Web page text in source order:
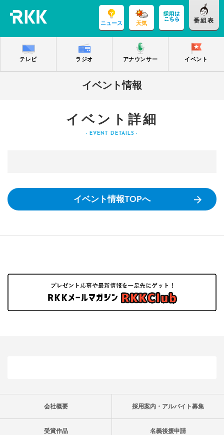
ニュース 天気 番組表
テレビ ラジオ アナウンサー イベント
イベント情報
イベント詳細
- EVENT DETAILS -
イベント情報TOPへ
会社概要 採用案内・アルバイト募集
受賞作品 名義後援申請